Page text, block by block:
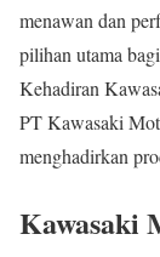
menawan dan
pilihan utama
Kehadiran
PT Kawasaki
menghadirkan
Kawasaki